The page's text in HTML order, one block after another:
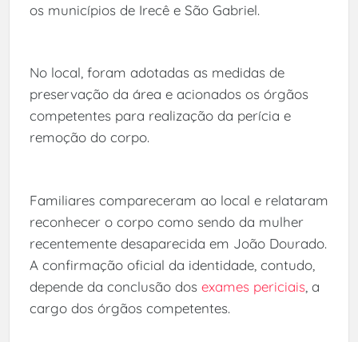
os municípios de Irecê e São Gabriel.
No local, foram adotadas as medidas de
preservação da área e acionados os órgãos
competentes para realização da perícia e
remoção do corpo.
Familiares compareceram ao local e relataram
reconhecer o corpo como sendo da mulher
recentemente desaparecida em João Dourado.
A confirmação oficial da identidade, contudo,
depende da conclusão dos exames periciais, a
cargo dos órgãos competentes.